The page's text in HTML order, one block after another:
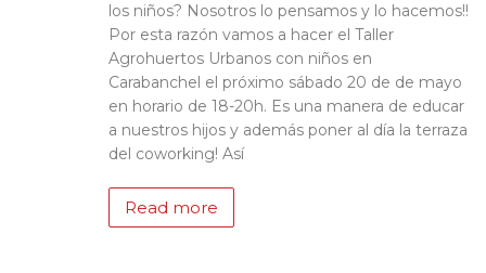
los niños? Nosotros lo pensamos y lo hacemos!!
Por esta razón vamos a hacer el Taller
Agrohuertos Urbanos con niños en
Carabanchel el próximo sábado 20 de de mayo
en horario de 18-20h. Es una manera de educar
a nuestros hijos y además poner al día la terraza
del coworking! Así
Read more